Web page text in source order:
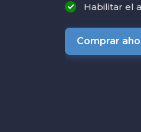
Habilitar el
Comprar